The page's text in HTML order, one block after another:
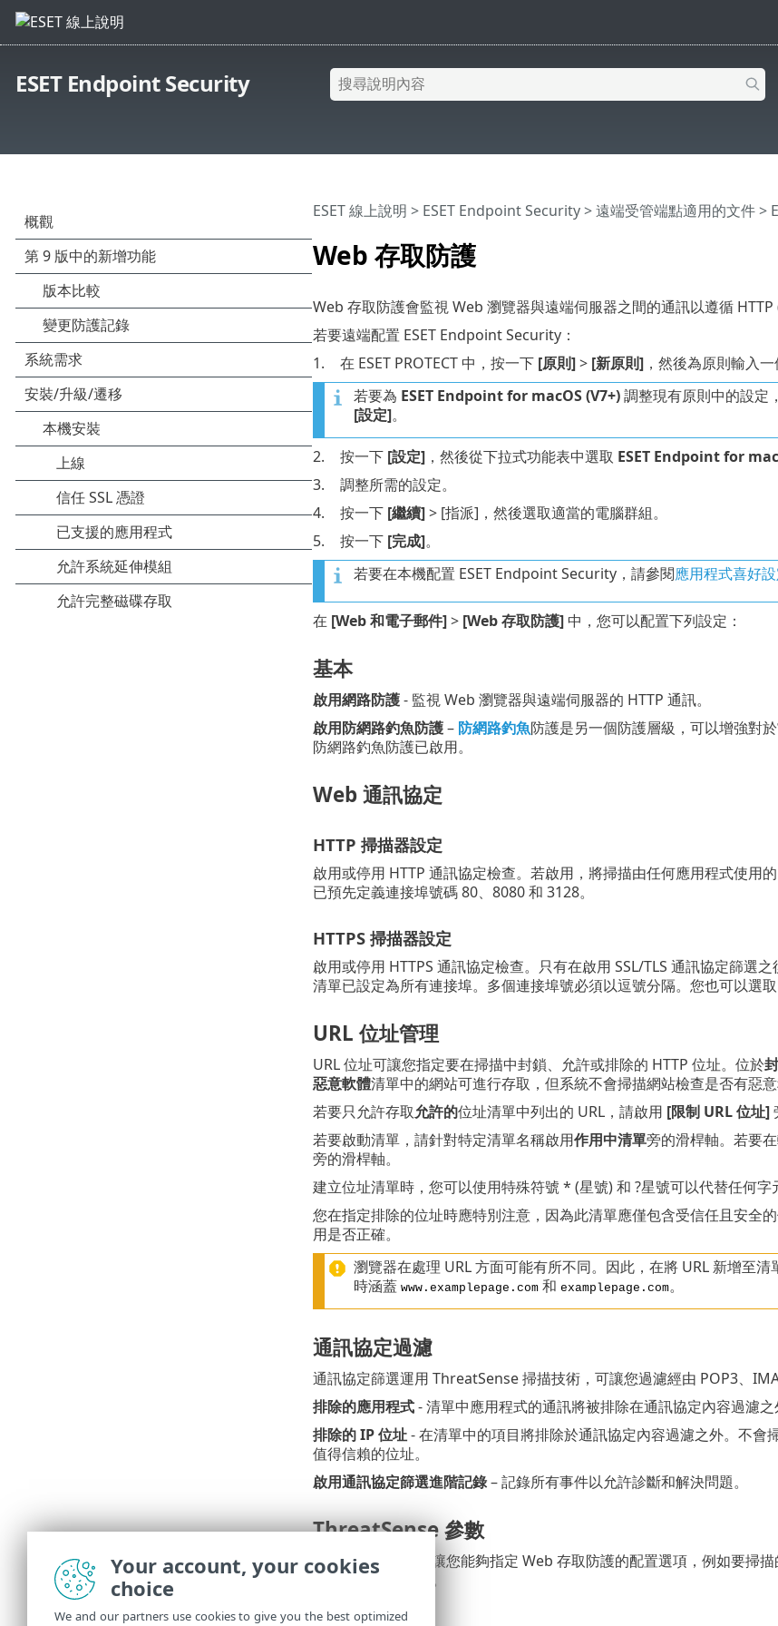
ESET Endpoint Security
Web 存取防護
ESET 線上說明 > ESET Endpoint Security>遠端受管端點適用的文件>
Web 存取防護會監視 Web 瀏覽器與遠端伺服器之間的通訊以遵循 HTTP
若要遠端配置 ESET Endpoint Security：
1.
在 ESET PROTECT 中，按一下 [原則]> [新原則]，然後為原則輸入一
若要為 ESET Endpoint for macOS (V7+)調整現有原則中的設定
[設定]。
2. 按一下 [設定]，然後從下拉式功能表中選取 ESET Endpoint for
3.
調整所需的設定。
4.
按一下 [繼續]> [指派]，然後選取適當的電腦群組。
5.
按一下[完成]。
若要在本機配置 ESET Endpoint Security，請參閱應用程式喜好
在 [Web 和電子郵件]> [Web 存取防護]中，您可以配置下列設定：
基本
啟用網路防護- 監視 Web 瀏覽器與遠端伺服器的 HTTP 通訊。
啟用防網路釣魚防護– 防網路釣魚防護是另一個防護層級，可以增強對
防網路釣魚防護已啟用。
Web 通訊協定
HTTP 掃描器設定
啟用或停用 HTTP 通訊協定檢查。若啟用，將掃描由任何應用程式使用
已預先定義連接埠號碼 80、8080 和 3128。
HTTPS 掃描器設定
啟用或停用 HTTPS 通訊協定檢查。只有在啟用 SSL/TLS 通訊協定篩選
清單已設定為所有連接埠。多個連接埠號必須以逗號分隔。您也可以選取
URL 位址管理
URL 位址可讓您指定要在掃描中封鎖、允許或排除的 HTTP 位址。位於
惡意軟體清單中的網站可進行存取，但系統不會掃描網站檢查是否有惡意
若要只允許存取允許的位址清單中列出的 URL，請啟用 [限制 URL 位址]
若要啟動清單，請針對特定清單名稱啟用作用中清單旁的滑桿軸。若要
旁的滑桿軸。
建立位址清單時，您可以使用特殊符號 * (星號) 和 ?星號可以代替任何字
您在指定排除的位址時應特別注意，因為此清單應僅包含受信任且安全
用是否正確。
瀏覽器在處理 URL 方面可能有所不同。因此，在將 URL 新增至清
時涵蓋 www.examplepage.com和 examplepage.com。
通訊協定過濾
通訊協定篩選運用 ThreatSense 掃描技術，可讓您過濾經由 POP3、
排除的應用程式- 清單中應用程式的通訊將被排除在通訊協定內容過濾之
排除的 IP 位址- 在清單中的項目將排除於通訊協定內容過濾之外。不會
值得信賴的位址。
啟用通訊協定篩選進階記錄– 記錄所有事件以允許診斷和解決問題。
ThreatSense 參數
ThreatSense 參數讓您能夠指定 Web 存取防護的配置選項，例如要掃
ThreatSense 參數
。
Your account, your cookies
choice
We and our partners use cookies to give you the best optimized